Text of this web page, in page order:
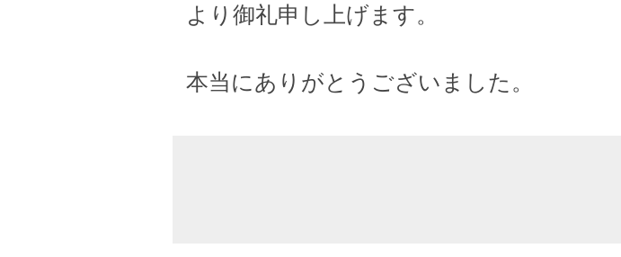
より御礼申し上げます。
本当にありがとうございました。